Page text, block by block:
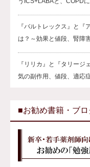
『バルトレックス』と
は？～効果と値段、腎障
『リリカ』と『タリー
気の副作用、値段、適応
■お勧め書籍・ブロ